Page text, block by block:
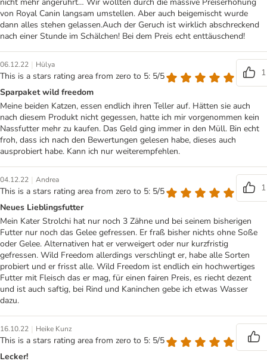
von Royal Canin langsam umstellen. Aber auch beigemischt wurde
dann alles stehen gelassen.Auch der Geruch ist wirklich abschreckend
nach einer Stunde im Schälchen! Bei dem Preis echt enttäuschend!
06.12.22 | Hülya
This is a stars rating area from zero to 5: 5/5
1
Sparpaket wild freedom
Meine beiden Katzen, essen endlich ihren Teller auf. Hätten sie auch
nach diesem Produkt nicht gegessen, hatte ich mir vorgenommen kein
Nassfutter mehr zu kaufen. Das Geld ging immer in den Müll. Bin echt
froh, dass ich nach den Bewertungen gelesen habe, dieses auch
ausprobiert habe. Kann ich nur weiterempfehlen.
04.12.22 | Andrea
This is a stars rating area from zero to 5: 5/5
1
Neues Lieblingsfutter
Mein Kater Strolchi hat nur noch 3 Zähne und bei seinem bisherigen
Futter nur noch das Gelee gefressen. Er fraß bisher nichts ohne Soße
oder Gelee. Alternativen hat er verweigert oder nur kurzfristig
gefressen. Wild Freedom allerdings verschlingt er, habe alle Sorten
probiert und er frisst alle. Wild Freedom ist endlich ein hochwertiges
Futter mit Fleisch das er mag, für einen fairen Preis, es riecht dezent
und ist auch saftig, bei Rind und Kaninchen gebe ich etwas Wasser
dazu.
16.10.22 | Heike Kunz
This is a stars rating area from zero to 5: 5/5
Lecker!